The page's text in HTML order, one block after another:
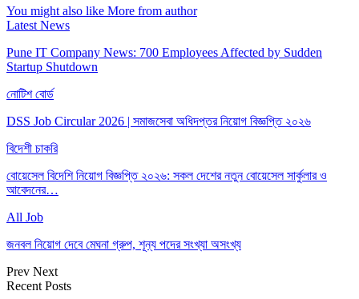
You might also like More from author
Latest News
Pune IT Company News: 700 Employees Affected by Sudden
Startup Shutdown
নোটিশ বোর্ড
DSS Job Circular 2026 | সমাজসেবা অধিদপ্তর নিয়োগ বিজ্ঞপ্তি ২০২৬
বিদেশী চাকরি
বোয়েসেল বিদেশি নিয়োগ বিজ্ঞপ্তি ২০২৬: সকল দেশের নতুন বোয়েসেল সার্কুলার ও
আবেদনের…
All Job
জনবল নিয়োগ দেবে মেঘনা গ্রুপ, শূন্য পদের সংখ্যা অসংখ্য
Prev Next
Recent Posts